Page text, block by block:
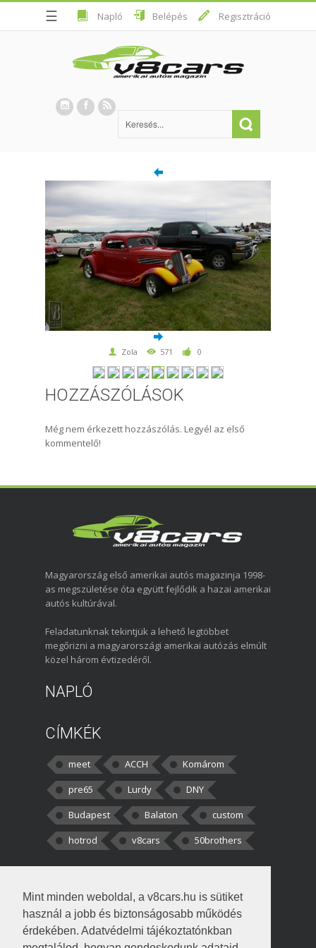
Mint minden weboldal, a v8cars.hu is sütiket
használ a jobb és biztonságosabb működés
érdekében. Adatvédelmi tájékoztatónkban
☰ Napló Belépés Regisztráció
Zola 571 0
HOZZÁSZÓLÁSOK
Még nem érkezett hozzászólás. Legyél az első
kommentelő!
Magyarország első amerikai autós magazinja 1998-
as megszületése óta együtt fejlődik a hazai amerikai
autós kultúrával.
Feladatunknak tekintjük a lehető legtöbbet
megőrizni a magyarországi amerikai autózás elmúlt
közel három évtizedéről.
NAPLÓ
CÍMKÉK
meet ACCH
Komárom
pre65
Lurdy
DNY
Budapest
Balaton
custom
hotrod
v8cars 50brothers
kortisz:Elszúrtam! Én csak két
darabbaal számoltam. Nem tudtam, hogy fél autót,